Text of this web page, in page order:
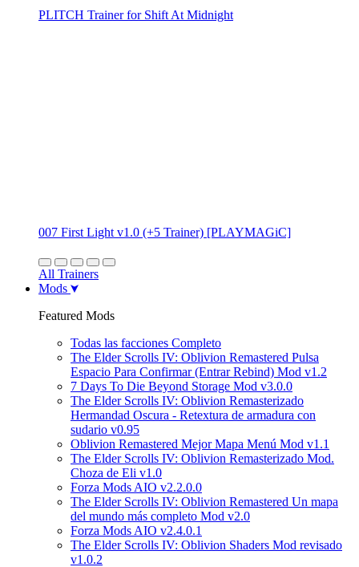
PLITCH Trainer for Shift At Midnight
007 First Light v1.0 (+5 Trainer) [PLAYMAGiC]
All Trainers
Mods
Featured Mods
Todas las facciones Completo
The Elder Scrolls IV: Oblivion Remastered Pulsa
Espacio Para Confirmar (Entrar Rebind) Mod v1.2
7 Days To Die Beyond Storage Mod v3.0.0
The Elder Scrolls IV: Oblivion Remasterizado
Hermandad Oscura - Retextura de armadura con
sudario v0.95
Oblivion Remastered Mejor Mapa Menú Mod v1.1
The Elder Scrolls IV: Oblivion Remasterizado Mod.
Choza de Eli v1.0
Forza Mods AIO v2.2.0.0
The Elder Scrolls IV: Oblivion Remastered Un mapa
del mundo más completo Mod v2.0
Forza Mods AIO v2.4.0.1
The Elder Scrolls IV: Oblivion Shaders Mod revisado
v1.0.2